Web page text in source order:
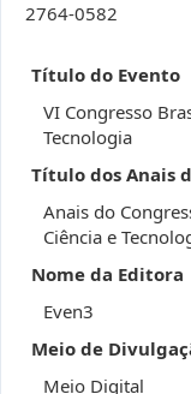
2764-0582
Título do Evento
VI Congresso
Tecnologia
Título dos Anais
Anais do
Ciência e
Nome da Editora
Even3
Meio de
Meio Digital